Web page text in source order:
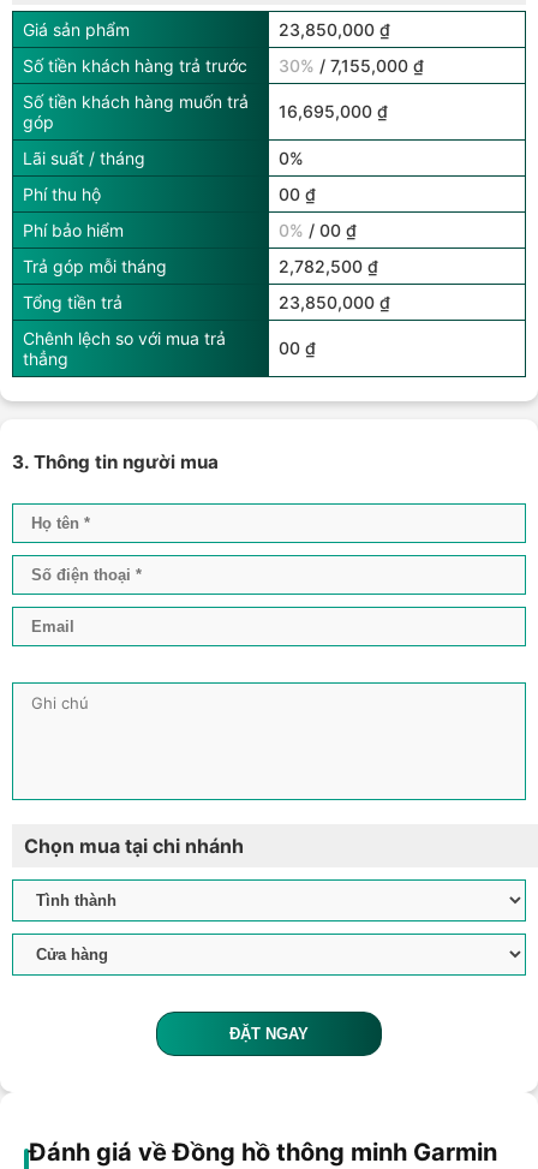
Giá sản phẩm
23,850,000 ₫
Số tiền khách hàng trả trước
30% / 7,155,000 ₫
Số tiền khách hàng muốn trả
góp
16,695,000 ₫
Lãi suất / tháng
0%
Phí thu hộ
00 ₫
Phí bảo hiểm
0% / 00 ₫
Trả góp mỗi tháng
2,782,500 ₫
Tổng tiền trả
23,850,000 ₫
Chênh lệch so với mua trả
thẳng
00 ₫
3. Thông tin người mua
Chọn mua tại chi nhánh
ĐẶT NGAY
Đánh giá về Đồng hồ thông minh Garmin